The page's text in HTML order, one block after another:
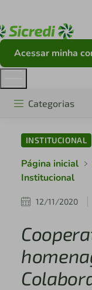
Acessar minha
Categorias
INSTITUCIONAL
Página inicial
Institucional
12/11/2020